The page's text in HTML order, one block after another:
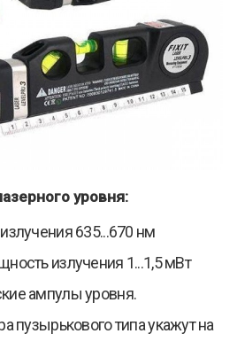
уровня:
635...670 нм
излучения 1...1,5 мВт
ампулы уровня.
пузырькового типа укажут на